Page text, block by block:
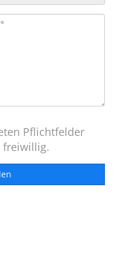
Pflichtfelder
freiwillig.